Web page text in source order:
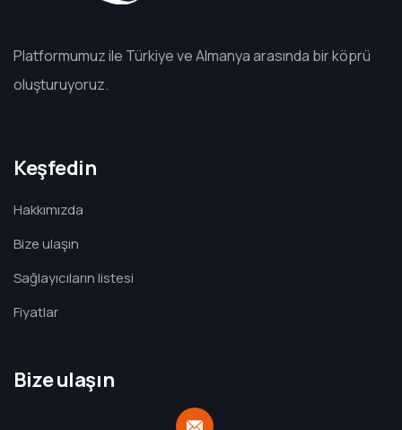
Platformumuz ile Türkiye ve Almanya arasında bir köprü
oluşturuyoruz.
Keşfedin
Hakkımızda
Bize ulaşın
Sağlayıcıların listesi
Fiyatlar
Bize ulaşın